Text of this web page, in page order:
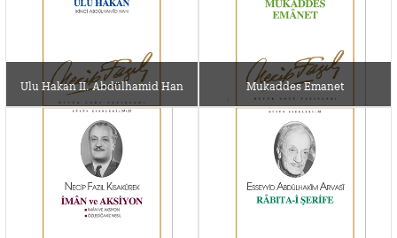
Ulu Hakan II. Abdülhamid Han Mukaddes Emanet